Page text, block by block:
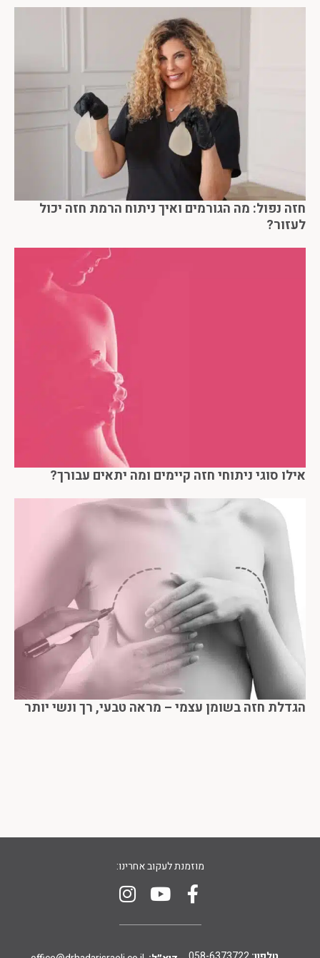
חזה נפול: מה הגורמים ואיך ניתוח הרמת חזה יכול
לעזור?
אילו סוגי ניתוחי חזה קיימים ומה יתאים עבורך?
הגדלת חזה בשומן עצמי – מראה טבעי, רך ונשי יותר
מוזמנת לעקוב אחרינו: